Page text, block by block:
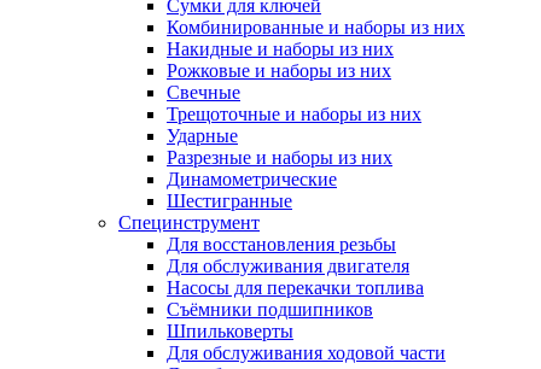
Сумки для ключей
Комбинированные и наборы из них
Накидные и наборы из них
Рожковые и наборы из них
Свечные
Трещоточные и наборы из них
Ударные
Разрезные и наборы из них
Динамометрические
Шестигранные
Специнструмент
Для восстановления резьбы
Для обслуживания двигателя
Насосы для перекачки топлива
Съёмники подшипников
Шпильковерты
Для обслуживания ходовой части